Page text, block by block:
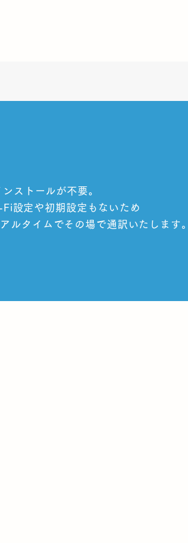
ストールが不要。
Fi設定や初期設定もないため
ルタイムでその場で通訳いたします。